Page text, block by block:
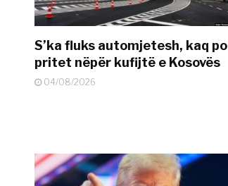
S’ka fluks automjetesh, kaq po
pritet nëpër kufijtë e Kosovës
04/08/2026